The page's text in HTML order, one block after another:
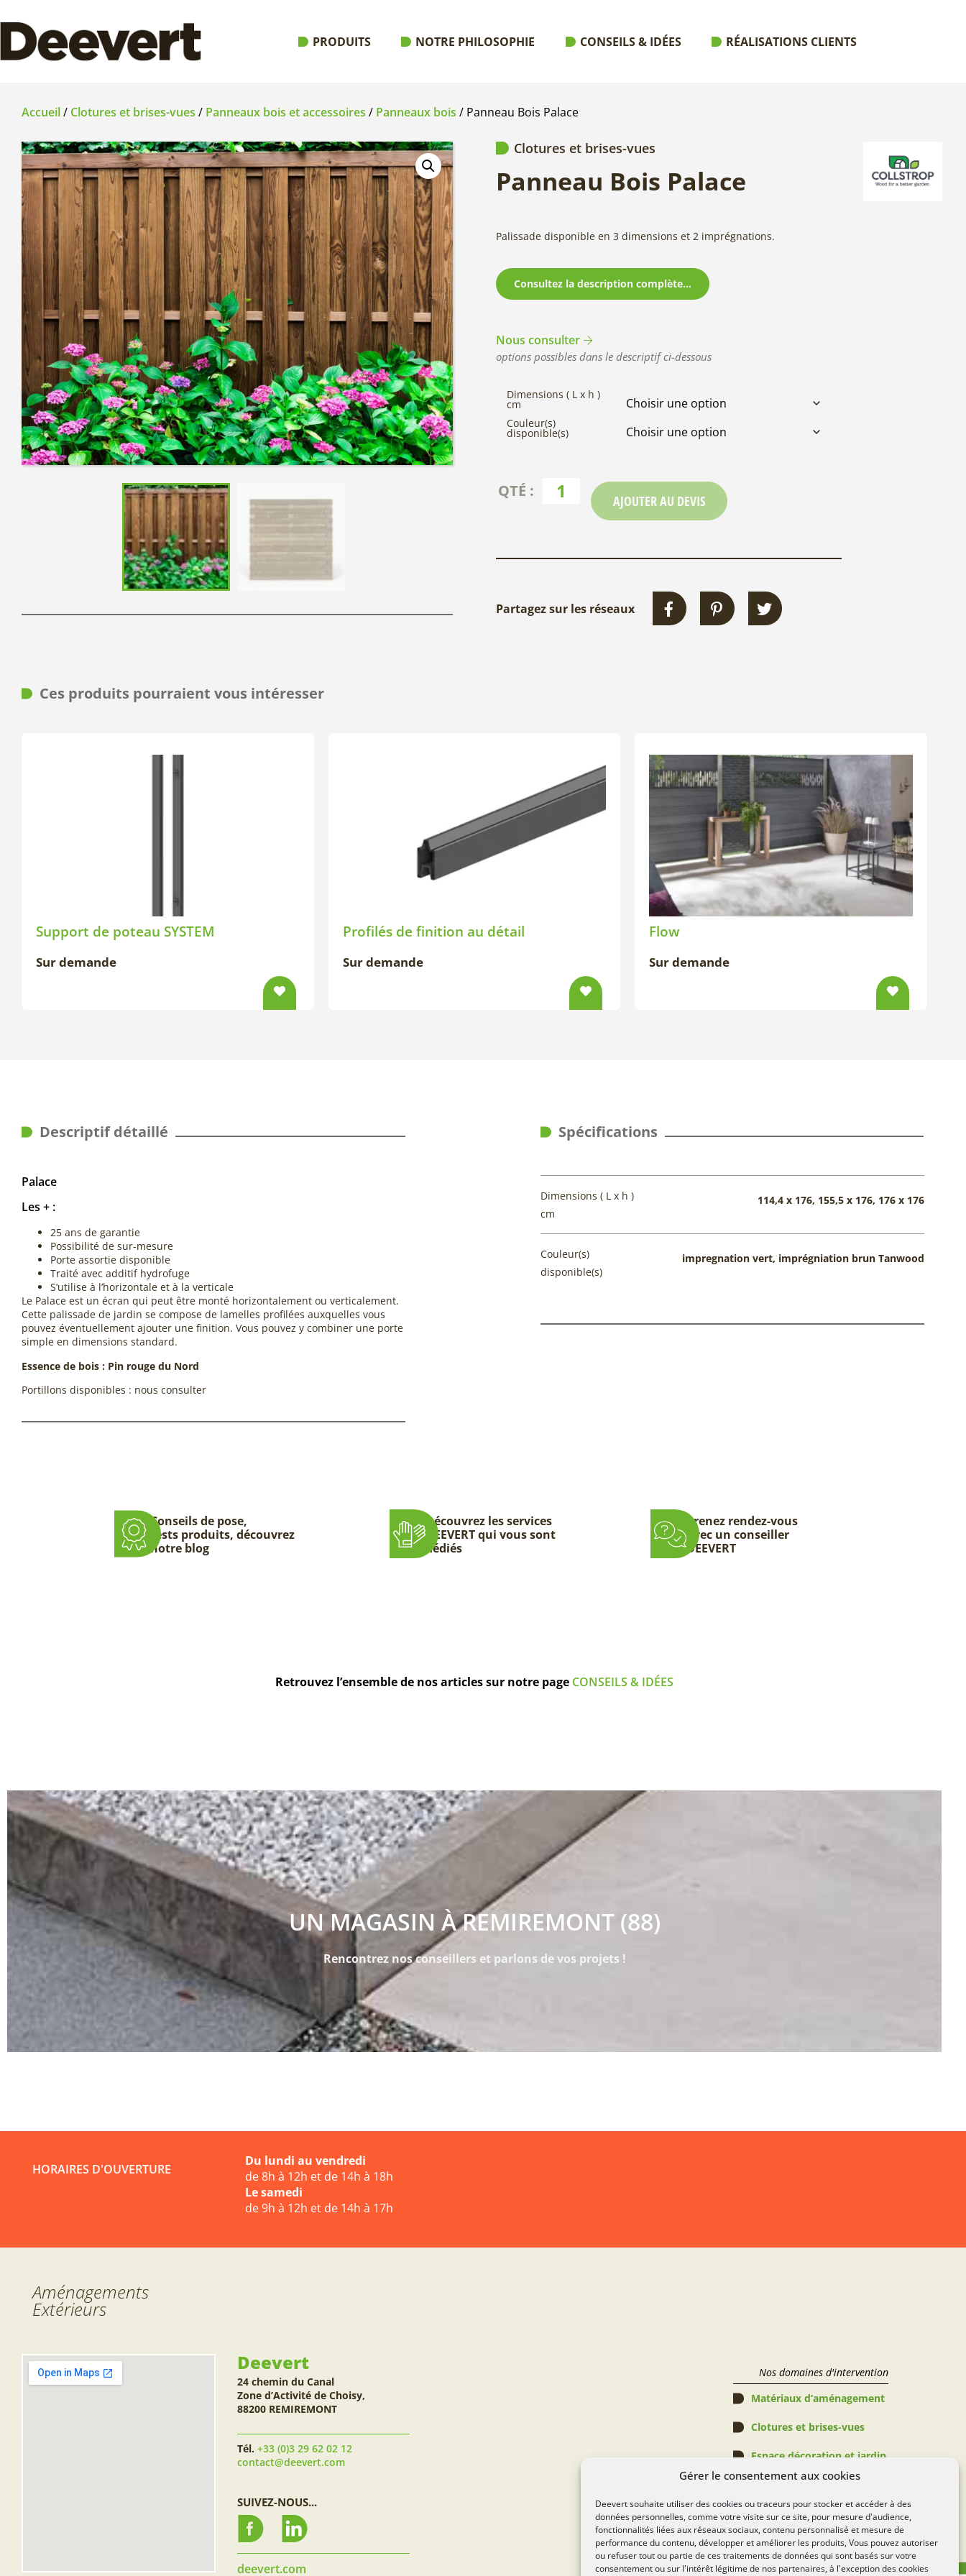
Gérer le consentement aux cookies
Deevert souhaite utiliser des cookies ou traceurs pour stocker et accéder à des
données personnelles, comme votre visite sur ce site, pour mesure d'audience,
fonctionnalités liées aux réseaux sociaux, contenu personnalisé et mesure de
performance du contenu, développer et améliorer les produits, Vous pouvez autoriser
ou refuser tout ou partie de ces traitements de données qui sont basés sur votre
consentement ou sur l'intérêt légitime de nos partenaires, à l'exception des cookies
PRODUITS NOTRE PHILOSOPHIE CONSEILS & IDÉES RÉALISATIONS CLIENTS
Accueil/ Clotures et brises-vues / Panneaux bois et accessoires / Panneaux bois / Panneau Bois Palace
Clotures et brises-vues
Panneau Bois Palace
Palissade disponible en 3 dimensions et 2 imprégnations.
Consultez la description complète...
Nous consulter
options possibles dans le descriptif ci-dessous
Dimensions ( L x h )
cm
Couleur(s)
disponible(s)
AJOUTER AU DEVIS
Partagez sur les réseaux
Ces produits pourraient vous intéresser
Support de poteau SYSTEM
Sur demande
Profilés de finition au détail
Sur demande
Flow
Sur demande
Descriptif détaillé
Palace
Les + :
25 ans de garantie
Possibilité de sur-mesure
Porte assortie disponible
Traité avec additif hydrofuge
S’utilise à l’horizontale et à la verticale
Le Palace est un écran qui peut être monté horizontalement ou verticalement.
Cette palissade de jardin se compose de lamelles profilées auxquelles vous
pouvez éventuellement ajouter une finition. Vous pouvez y combiner une porte
simple en dimensions standard.
Essence de bois : Pin rouge du Nord
Portillons disponibles : nous consulter
Spécifications
Dimensions ( L x h )
cm
114,4 x 176, 155,5 x 176, 176 x 176
Couleur(s)
disponible(s)
impregnation vert, imprégniation brun Tanwood
Conseils de pose,
tests produits, découvrez
notre blog
Découvrez les services
DEEVERT qui vous sont
dédiés
Prenez rendez-vous
avec un conseiller
DEEVERT
Retrouvez l’ensemble de nos articles sur notre page CONSEILS & IDÉES
UN MAGASIN À REMIREMONT (88)
Rencontrez nos conseillers et parlons de vos projets !
HORAIRES D'OUVERTURE
Du lundi au vendredi
de 8h à 12h et de 14h à 18h
Le samedi
de 9h à 12h et de 14h à 17h
Aménagements
Extérieurs
Deevert
24 chemin du Canal
Zone d’Activité de Choisy,
88200 REMIREMONT
Tél. +33 (0)3 29 62 02 12
contact@deevert.com
SUIVEZ-NOUS...
deevert.com
Nos domaines d'intervention
Matériaux d’aménagement
Clotures et brises-vues
Espace décoration et jardin
Abris de jardin, Pergolas &
Espace verts
Règlement Concours